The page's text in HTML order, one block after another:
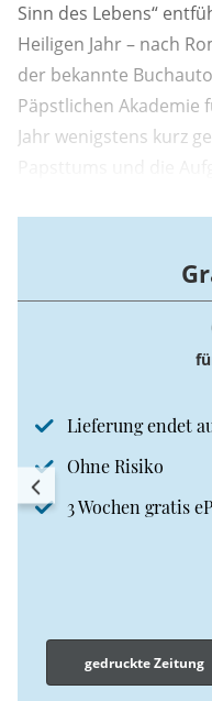
Sinn des Lebens“
Heiligen Jahr – nach
der bekannte
Päpstlichen Akademie
Jahr wenigstens kurz
Lieferung endet
Ohne Risiko
3 Wochen gratis
gedruckte Zeitung